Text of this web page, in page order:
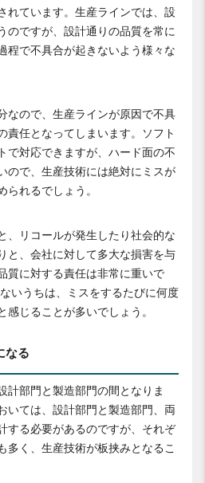
れています。生産ラインでは、設
のですが、設計通りの品質を常に
程で不具合が起きないよう様々な
なので、生産ラインが原因で不具
責任となってしまいます。ソフト
で対応できますが、ハード面の不
ので、生産技術には絶対にミスが
られるでしょう。
、リコールが発生したり社会的な
と、会社に対して多大な損害を与
質に対する責任は非常に重いで
いうちは、ミスをするたびに何度
感じることが多いでしょう。
なる
計部門と製造部門の間となりま
いては、設計部門と製造部門、両
する必要があるのですが、それぞ
多く、生産技術が板挟みとなるこ